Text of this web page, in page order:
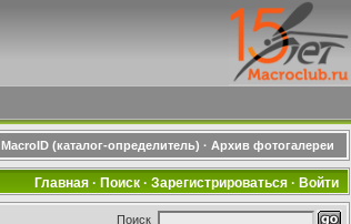
MacroID (каталог-определитель) · Архив фотогалереи
Главная · Поиск · Зарегистрироваться · Войти
Поиск